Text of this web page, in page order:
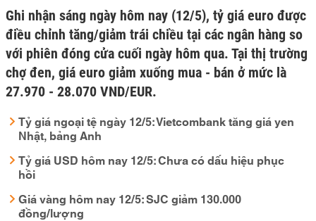
Ghi nhận sáng ngày hôm nay (12/5), tỷ giá euro được
điều chỉnh tăng/giảm trái chiều tại các ngân hàng so
với phiên đóng cửa cuối ngày hôm qua. Tại thị trường
chợ đen, giá euro giảm xuống mua - bán ở mức là
27.970 - 28.070 VND/EUR.
Tỷ giá ngoại tệ ngày 12/5: Vietcombank tăng giá yen
Nhật, bảng Anh
Tỷ giá USD hôm nay 12/5: Chưa có dấu hiệu phục
hồi
Giá vàng hôm nay 12/5: SJC giảm 130.000
đồng/lượng